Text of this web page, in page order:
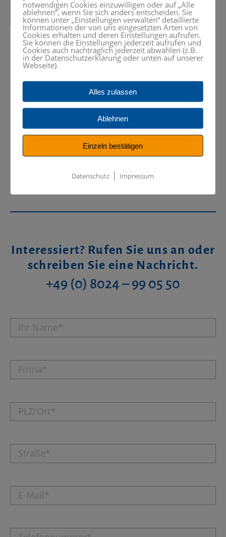
Prospekt FPS 630M-digital
Datenblatt FPS 630M-digital Heidenhain 8016
Touch – Aktiv – Digitalanzeige
Details FPS 630M-digital Heidenhain 8016
Touch – Aktiv – Digitalanzeige
Interessiert? Rufen Sie uns an oder
schreiben Sie eine Nachricht.
+49 (0) 8024 – 99 05 50
notwendigen Cookies einzuwilligen oder auf „Alle
ablehnen“, wenn Sie sich anders entscheiden. Sie
können unter „Einstellungen verwalten“ detaillierte
Informationen der von uns eingesetzten Arten von
Cookies erhalten und deren Einstellungen aufrufen.
Sie können die Einstellungen jederzeit aufrufen und
Cookies auch nachträglich jederzeit abwählen (z.B.
in der Datenschutzerklärung oder unten auf unserer
Webseite).
Alles zulassen
Ablehnen
Einzeln bestätigen
Datenschutz | Impressum